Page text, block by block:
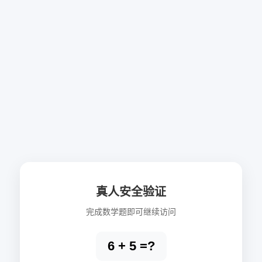
真人安全验证
完成数学题即可继续访问
6 + 5 =?